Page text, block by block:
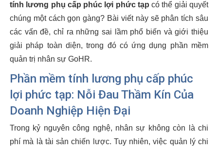
tính lương phụ cấp phúc lợi phức tạp có thể giải quyết
chúng một cách gọn gàng? Bài viết này sẽ phân tích sâu
các vấn đề, chỉ ra những sai lầm phổ biến và giới thiệu
giải pháp toàn diện, trong đó có ứng dụng phần mềm
quản trị nhân sự GoHR.
Phần mềm tính lương phụ cấp phúc
lợi phức tạp: Nỗi Đau Thầm Kín Của
Doanh Nghiệp Hiện Đại
Trong kỷ nguyên công nghệ, nhân sự không còn là chi
phí mà là tài sản chiến lược. Tuy nhiên, việc quản lý chi